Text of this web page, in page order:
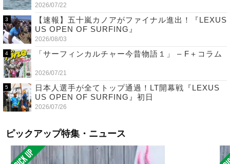
2026/07/22
【速報】五十嵐カノアがファイナル進出！『LEXUS
US OPEN OF SURFING』
2026/08/03
「サーフィンカルチャー今昔物語１」 – F＋コラム
2026/07/21
日本人選手が全てトップ通過！LT開幕戦『LEXUS
US OPEN OF SURFING』初日
2026/07/26
ピックアップ特集・ニュース